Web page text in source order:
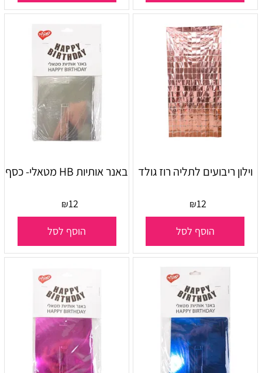
וילון ריבועים לתליה רוז גולד
₪12
הוסף לסל
באנר אותיות HB מטאלי- כסף
₪12
הוסף לסל